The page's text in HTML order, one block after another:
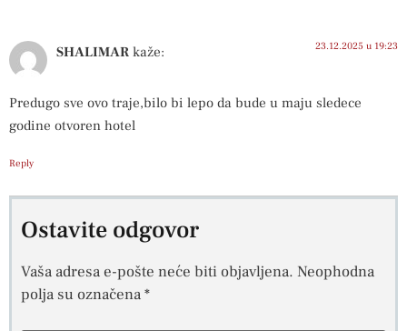
SHALIMAR kaže: 23.12.2025 u 19:23
Predugo sve ovo traje,bilo bi lepo da bude u maju sledece
godine otvoren hotel
Reply
Ostavite odgovor
Vaša adresa e-pošte neće biti objavljena. Neophodna
polja su označena*